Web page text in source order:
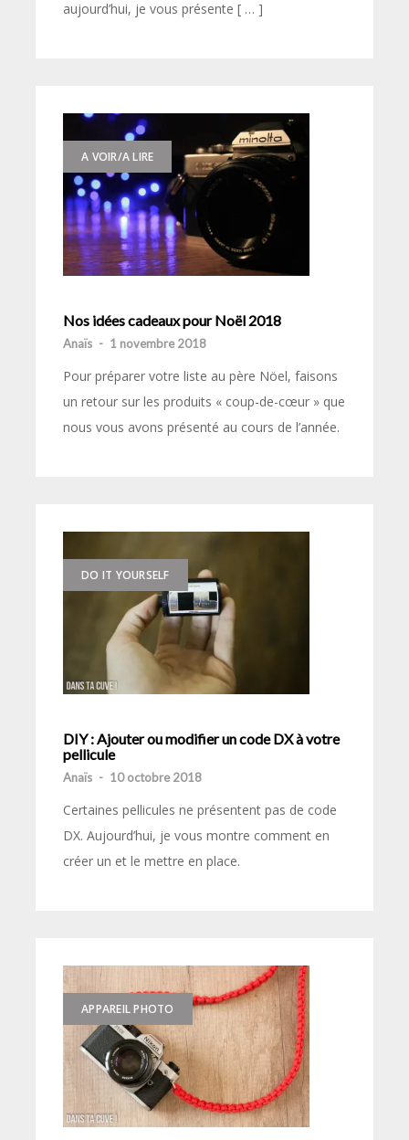
aujourd’hui, je vous présente [ … ]
A VOIR/A LIRE
Nos idées cadeaux pour Noël 2018
Anaïs - 1 novembre 2018
Pour préparer votre liste au père Nöel, faisons
un retour sur les produits « coup-de-cœur » que
nous vous avons présenté au cours de l’année.
DO IT YOURSELF
DIY : Ajouter ou modifier un code DX à votre
pellicule
Anaïs - 10 octobre 2018
Certaines pellicules ne présentent pas de code
DX. Aujourd’hui, je vous montre comment en
créer un et le mettre en place.
APPAREIL PHOTO